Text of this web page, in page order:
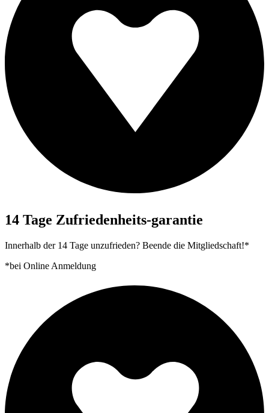
14 Tage Zufriedenheits-garantie
Innerhalb der 14 Tage unzufrieden? Beende die Mitgliedschaft!*
*bei Online Anmeldung